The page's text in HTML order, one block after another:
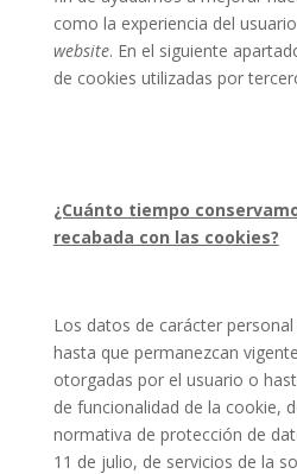
como la experiencia del
website. En el siguiente
de cookies utilizadas por
¿Cuánto tiempo
recabada con las cookies?
Los datos de carácter
hasta que permanezcan
otorgadas por el usuario o
de funcionalidad de la cookie,
normativa de protección de
11 de julio, de servicios de la